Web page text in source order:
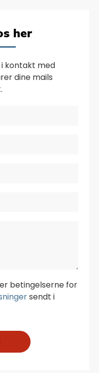
her
kontakt med
dine mails
betingelserne for
sendt i